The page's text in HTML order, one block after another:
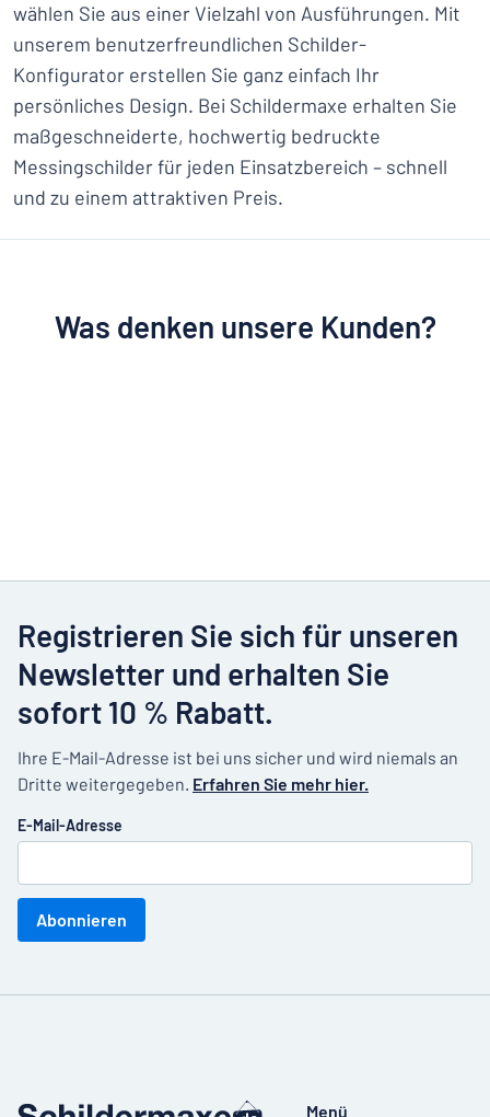
wählen Sie aus einer Vielzahl von Ausführungen. Mit
unserem benutzerfreundlichen Schilder-
Konfigurator erstellen Sie ganz einfach Ihr
persönliches Design. Bei Schildermaxe erhalten Sie
maßgeschneiderte, hochwertig bedruckte
Messingschilder für jeden Einsatzbereich – schnell
und zu einem attraktiven Preis.
Was denken unsere Kunden?
Registrieren Sie sich für unseren
Newsletter und erhalten Sie
sofort 10 % Rabatt.
Ihre E-Mail-Adresse ist bei uns sicher und wird niemals an
Dritte weitergegeben. Erfahren Sie mehr hier.
E-Mail-Adresse
Abonnieren
Menü